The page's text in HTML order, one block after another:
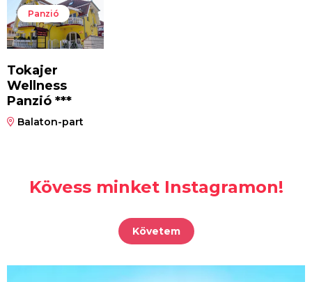
Panzió
Tokajer
Wellness
Panzió ***
Balaton-part
Kövess minket Instagramon!
Követem